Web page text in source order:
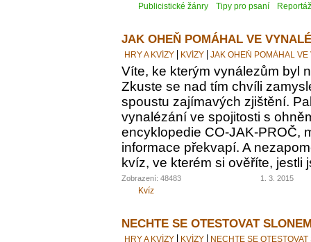
Publicistické žánry Tipy pro psaní Reportáž
JAK OHEŇ POMÁHAL VE
HRY A KVÍZY KVÍZY JAK OHEŇ POMÁHAL VE
Víte, ke kterým vynálezům byl
Zkuste se nad tím chvíli
spoustu zajímavých zjištění.
vynalézání ve spojitosti s
encyklopedie CO-JAK-PROČ,
informace překvapí. A
kvíz, ve kterém si ověříte, jestli
Zobrazení: 48483 1. 3. 2015
Kvíz
NECHTE SE OTESTOVAT
HRY A KVÍZY KVÍZY NECHTE SE